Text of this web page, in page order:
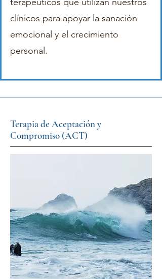
clínicos para apoyar la sanación
emocional y el crecimiento
personal.
Terapia de Aceptación y
Compromiso (ACT)